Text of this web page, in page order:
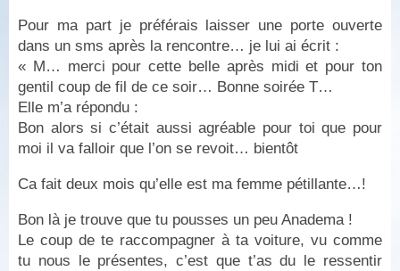
Pour ma part je préférais laisser une porte ouverte
dans un sms après la rencontre… je lui ai écrit :
« M… merci pour cette belle après midi et pour ton
gentil coup de fil de ce soir… Bonne soirée T…
Elle m’a répondu :
Bon alors si c’était aussi agréable pour toi que pour
moi il va falloir que l’on se revoit… bientôt
Ca fait deux mois qu’elle est ma femme pétillante…!
Bon là je trouve que tu pousses un peu Anadema !
Le coup de te raccompagner à ta voiture, vu comme
tu nous le présentes, c’est que t’as du le ressentir